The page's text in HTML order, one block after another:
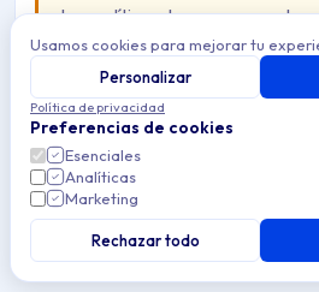
Las políticas de uso personal
COPE (perfil de trabajo en un
empresa) yno están
AOSP. En AOSP, el Applivery
propietario del dispositivo en
existe un perfil personal ni un
configurar por separado.
La gestión moderna de
Usamos cookies para mejorar tu
Personalizar
Política de privacidad
Preferencias de cookies
Esenciales
Analíticas
Marketing
Rechazar todo